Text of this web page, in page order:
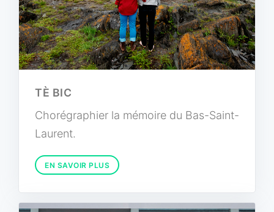
TÈ BIC
Chorégraphier la mémoire du Bas-Saint-
Laurent.
EN SAVOIR PLUS